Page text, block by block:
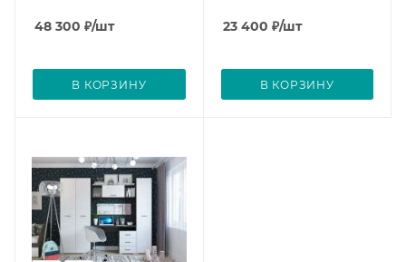
48 300 ₽/шт
В КОРЗИНУ
23 400 ₽/шт
В КОРЗИНУ